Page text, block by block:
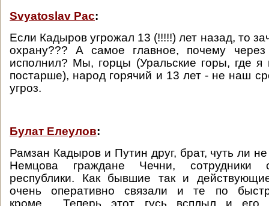
Svyatoslav Pac:
Если Кадыров угрожал 13 (!!!!!) лет назад, то
охрану??? А самое главное, почему через
исполнил? Мы, горцы (Уральские горы, где
постарше), народ горячий и 13 лет - не наш
угроз.
Булат Елеулов:
Рамзан Кадыров и Путин друг, брат, чуть ли
Немцова граждане Чечни, сотрудники
республики. Как бывшие так и
очень оперативно связали и те по
кроме.......Теперь этот гусь всплыл и его